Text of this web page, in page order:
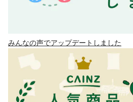
みんなの声でアップデートしました